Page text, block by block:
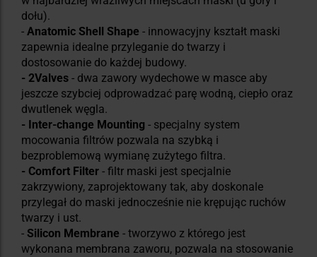
dołu).
- Anatomic Shell Shape - innowacyjny kształt maski
zapewnia idealne przyleganie do twarzy i
dostosowanie do każdej budowy.
- 2Valves - dwa zawory wydechowe w masce aby
jeszcze szybciej odprowadzać parę wodną, ciepło oraz
dwutlenek węgla.
- Inter-change Mounting - specjalny system
mocowania filtrów pozwala na szybką i
bezproblemową wymianę zużytego filtra.
- Comfort Filter - filtr maski jest specjalnie
zakrzywiony, zaprojektowany tak, aby doskonale
przylegał do maski jednocześnie nie krępując ruchów
twarzy i ust.
- Silicon Membrane - tworzywo z którego jest
wykonana membrana zaworu, pozwala na stosowanie